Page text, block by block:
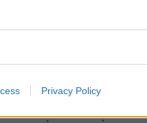
Privacy Policy
ως οικονομία
λήξει το κακό με
σκάνε τα δάνεια με